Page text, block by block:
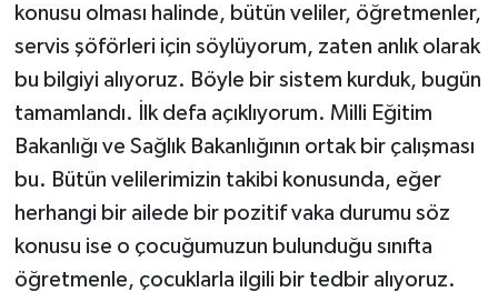
konusu olması halinde, bütün veliler, öğretmenler,
servis şöförleri için söylüyorum, zaten anlık olarak
bu bilgiyi alıyoruz. Böyle bir sistem kurduk, bugün
tamamlandı. İlk defa açıklıyorum. Milli Eğitim
Bakanlığı ve Sağlık Bakanlığının ortak bir çalışması
bu. Bütün velilerimizin takibi konusunda, eğer
herhangi bir ailede bir pozitif vaka durumu söz
konusu ise o çocuğumuzun bulunduğu sınıfta
öğretmenle, çocuklarla ilgili bir tedbir alıyoruz.